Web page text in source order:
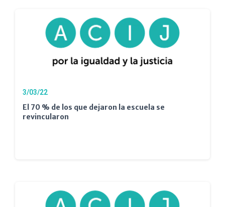
3/03/22
El 70 % de los que dejaron la escuela se
revincularon